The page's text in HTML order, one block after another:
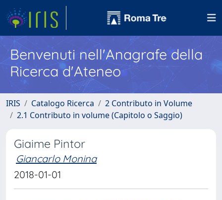
Benvenuti nell'Anagrafe della
Ricerca d'Ateneo
IRIS Catalogo Ricerca
2 Contributo in Volume
2.1 Contributo in volume (Capitolo o Saggio)
Giaime Pintor
Giancarlo Monina
2018-01-01